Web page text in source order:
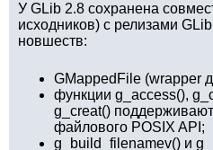
У GLib 2.8 сохранена
исходников) с релизами
новшеств:
GMappedFile (wrapper
функции g_access(),
g_creat()
файлового POSIX API;
g_build_filenamev() и